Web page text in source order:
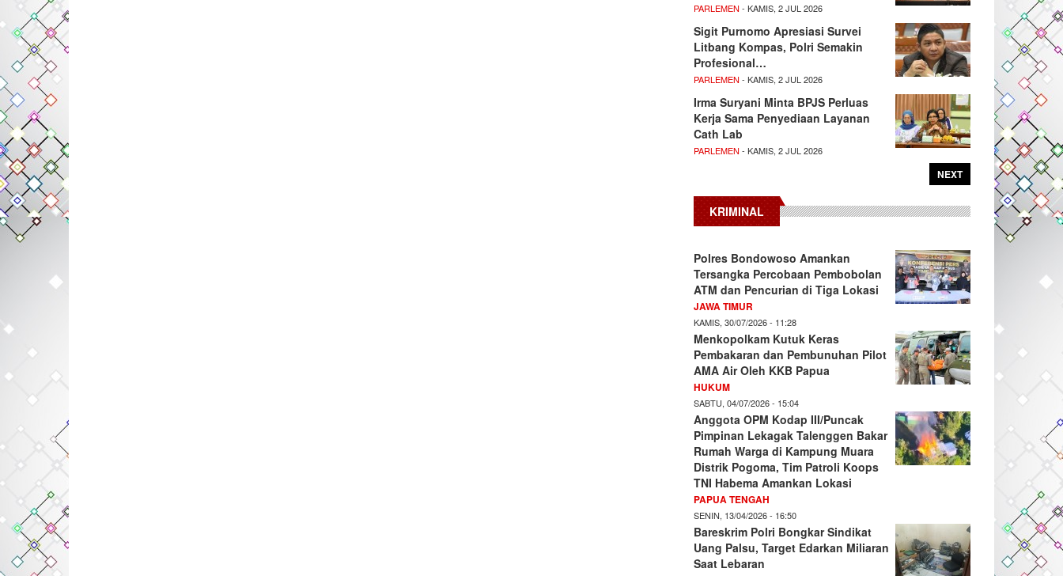
PARLEMEN - KAMIS, 2 JUL 2026
Sigit Purnomo Apresiasi Survei
Litbang Kompas, Polri Semakin
Profesional…
PARLEMEN - KAMIS, 2 JUL 2026
Irma Suryani Minta BPJS Perluas
Kerja Sama Penyediaan Layanan
Cath Lab
PARLEMEN - KAMIS, 2 JUL 2026
NEXT
KRIMINAL
Polres Bondowoso Amankan
Tersangka Percobaan Pembobolan
ATM dan Pencurian di Tiga Lokasi
JAWA TIMUR
KAMIS, 30/07/2026 - 11:28
Menkopolkam Kutuk Keras
Pembakaran dan Pembunuhan Pilot
AMA Air Oleh KKB Papua
HUKUM
SABTU, 04/07/2026 - 15:04
Anggota OPM Kodap III/Puncak
Pimpinan Lekagak Talenggen Bakar
Rumah Warga di Kampung Muara
Distrik Pogoma, Tim Patroli Koops
TNI Habema Amankan Lokasi
PAPUA TENGAH
SENIN, 13/04/2026 - 16:50
Bareskrim Polri Bongkar Sindikat
Uang Palsu, Target Edarkan Miliaran
Saat Lebaran